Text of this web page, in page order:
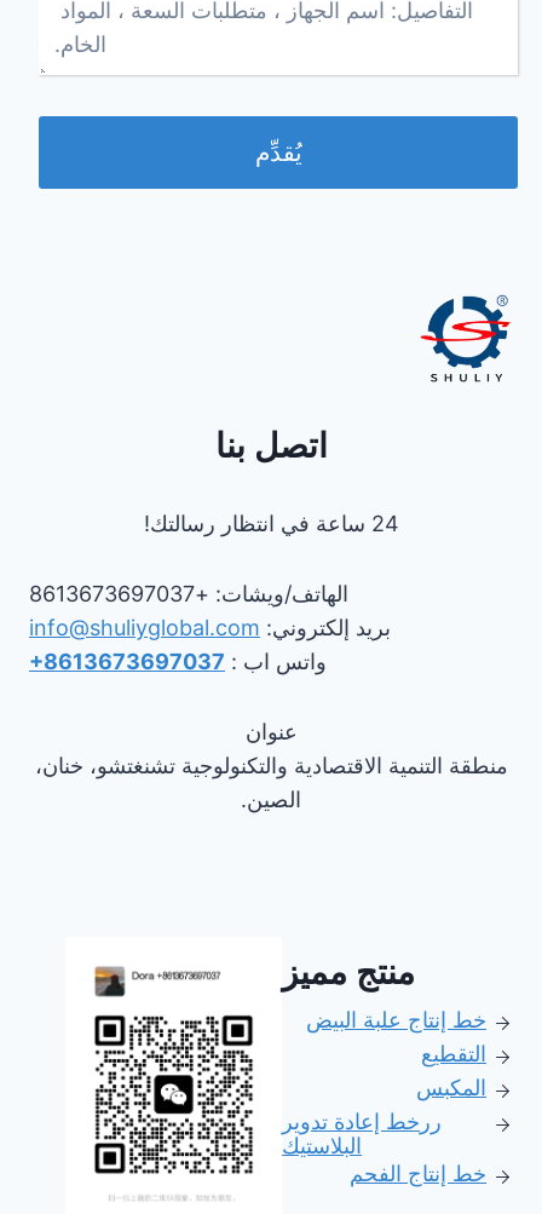
يُقدِّم
اتصل بنا
24 ساعة في انتظار رسالتك!
الهاتف/ويشات: +8613673697037
بريد إلكتروني: info@shuliyglobal.com
واتس اب : +8613673697037
عنوان
منطقة التنمية الاقتصادية والتكنولوجية تشنغتشو، خنان،
الصين.
منتج مميز
خط إنتاج علبة البيض
التقطيع
المكبس
رر خط إعادة تدوير
البلاستيك
خط إنتاج الفحم